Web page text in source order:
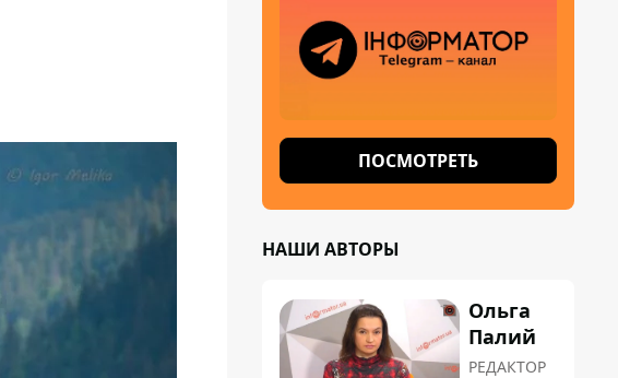
ПОСМОТРЕТЬ
НАШИ АВТОРЫ
Ольга
Палий
РЕДАКТОР